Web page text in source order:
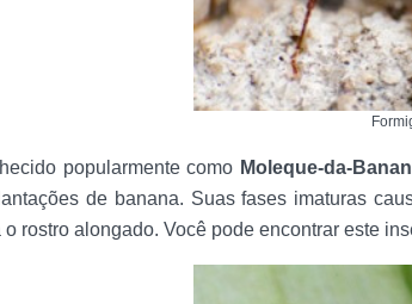
popularmente como Moleque-da-
de banana. Suas fases imaturas
rostro alongado. Você pode encontrar este